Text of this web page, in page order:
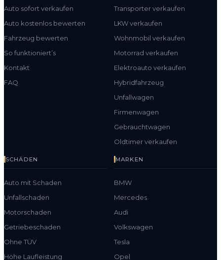
Auto sofort verkaufen
Auto kostenlos bewerten
Fahrzeug bewerten
So funktioniert’s
Kontakt
FAQ
Transporter verkaufen
LKW verkaufen
Wohnmobil verkaufen
Motorrad verkaufen
Elektroauto verkaufen
Hybridfahrzeug
Unfallwagen
Firmenwagen
Gebrauchtwagen
Oldtimer verkaufen
SCHÄDEN
Auto mit Schaden
Unfallschaden
Motorschaden
Getriebeschaden
Ohne TÜV
Hohe Laufleistung
MARKEN
BMW
Mercedes
Audi
Volkswagen
Tesla
Opel